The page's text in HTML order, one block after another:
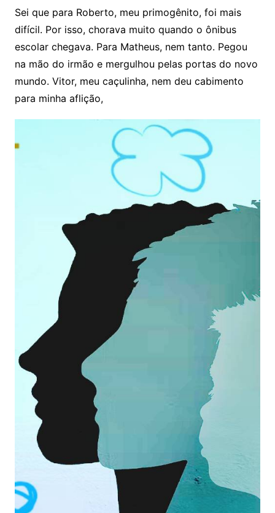
Sei que para Roberto, meu primogênito, foi mais
difícil. Por isso, chorava muito quando o ônibus
escolar chegava. Para Matheus, nem tanto. Pegou
na mão do irmão e mergulhou pelas portas do novo
mundo. Vitor, meu caçulinha, nem deu cabimento
para minha aflição,